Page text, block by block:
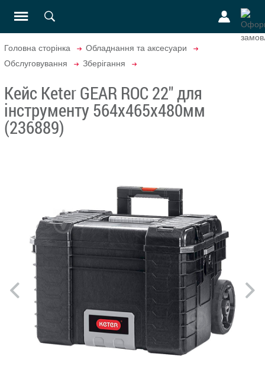
Головна сторінка
Обладнання та аксесуари
Обслуговування
Зберігання
Кейс Keter GEAR ROC 22" для
інструменту 564х465х480мм
(236889)